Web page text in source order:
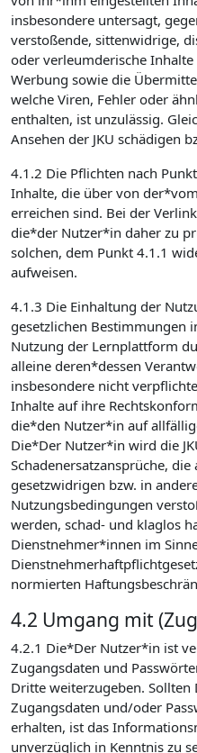
insbesondere untersagt,
verstoßende, sittenwidrige,
oder verleumderische
Werbung sowie die
welche Viren, Fehler oder
enthalten, ist unzulässig.
Ansehen der JKU schädigen
4.1.2 Die Pflichten nach
Inhalte, die über von
erreichen sind. Bei der
die*der Nutzer*in daher zu
solchen, dem Punkt 4.1.1
aufweisen.
4.1.3 Die Einhaltung der
gesetzlichen Bestimmungen
Nutzung der Lernplattform
alleine deren*dessen
insbesondere nicht
Inhalte auf ihre
die*den Nutzer*in auf
Die*Der Nutzer*in wird die
Schadenersatzansprüche, die
gesetzwidrigen bzw. in
Nutzungsbedingungen
werden, schad- und klaglos
Dienstnehmer*innen im
normierten
4.2 Umgang mit
4.2.1 Die*Der Nutzer*in ist
Zugangsdaten und
Dritte weiterzugeben.
Zugangsdaten und/oder
erhalten, ist das
unverzüglich in Kenntnis zu